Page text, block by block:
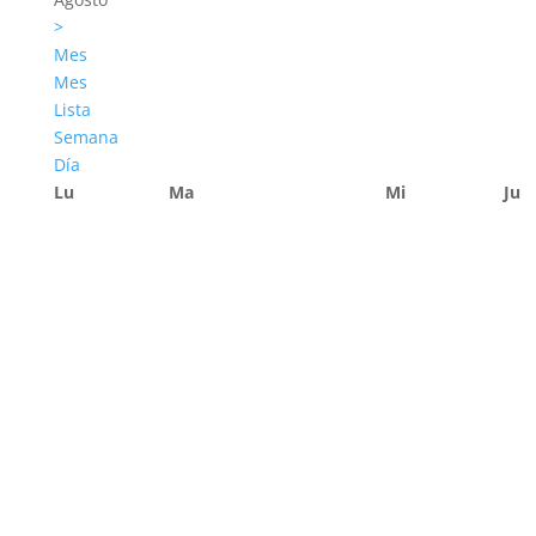
>
Mes
Mes
Lista
Semana
Día
Lu
Ma Mi Ju